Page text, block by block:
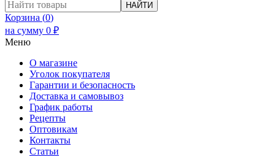
НАЙТИ
Корзина (0)
на сумму 0 ₽
Меню
О магазине
Уголок покупателя
Гарантии и безопасность
Доставка и самовывоз
График работы
Рецепты
Оптовикам
Контакты
Статьи